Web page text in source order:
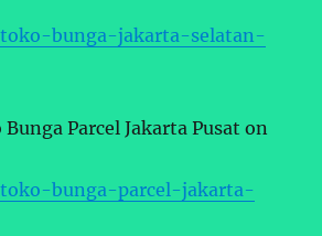
bunga-jakarta-selatan-
Parcel Jakarta Pusat on
bunga-parcel-jakarta-